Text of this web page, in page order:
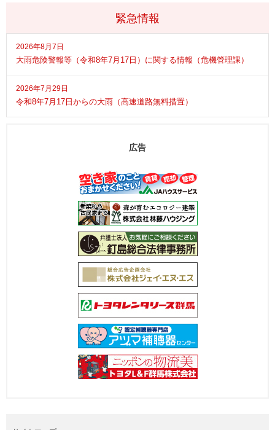
緊急情報
2026年8月7日
大雨危険警報等（令和8年7月17日）に関する情報（危機管理課）
2026年7月29日
令和8年7月17日からの大雨（高速道路無料措置）
広告